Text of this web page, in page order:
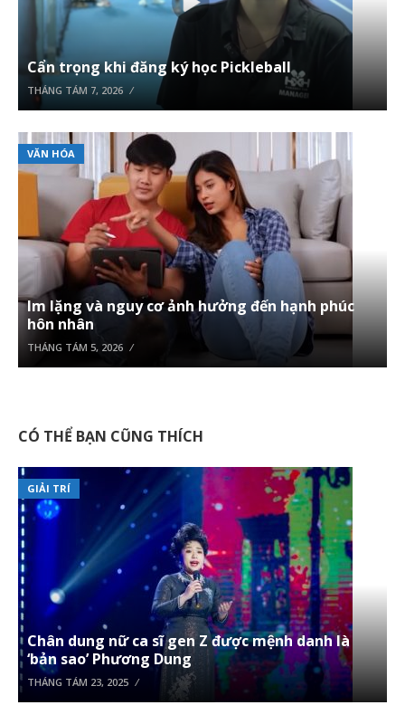
Cẩn trọng khi đăng ký học Pickleball
THÁNG TÁM 7, 2026
VĂN HÓA
Im lặng và nguy cơ ảnh hưởng đến hạnh phúc
hôn nhân
THÁNG TÁM 5, 2026
CÓ THỂ BẠN CŨNG THÍCH
GIẢI TRÍ
Chân dung nữ ca sĩ gen Z được mệnh danh là
‘bản sao’ Phương Dung
THÁNG TÁM 23, 2025